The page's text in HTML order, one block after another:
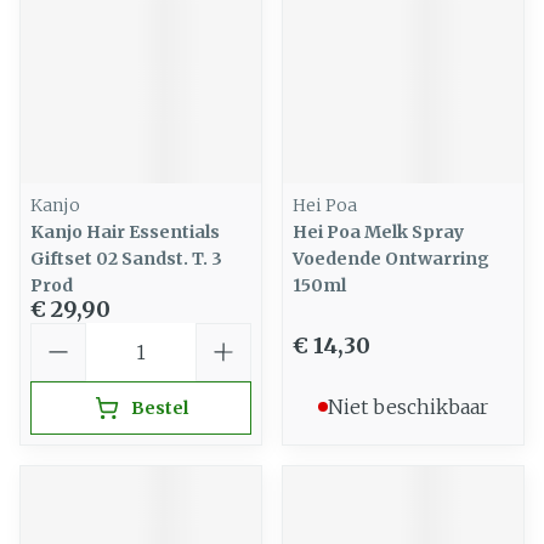
Kanjo
Kanjo Hair Essentials
Giftset 02 Sandst. T. 3
Prod
€ 29,90
Bestel
Hei Poa
Hei Poa Melk Spray
Voedende Ontwarring
150ml
€ 14,30
Niet beschikbaar